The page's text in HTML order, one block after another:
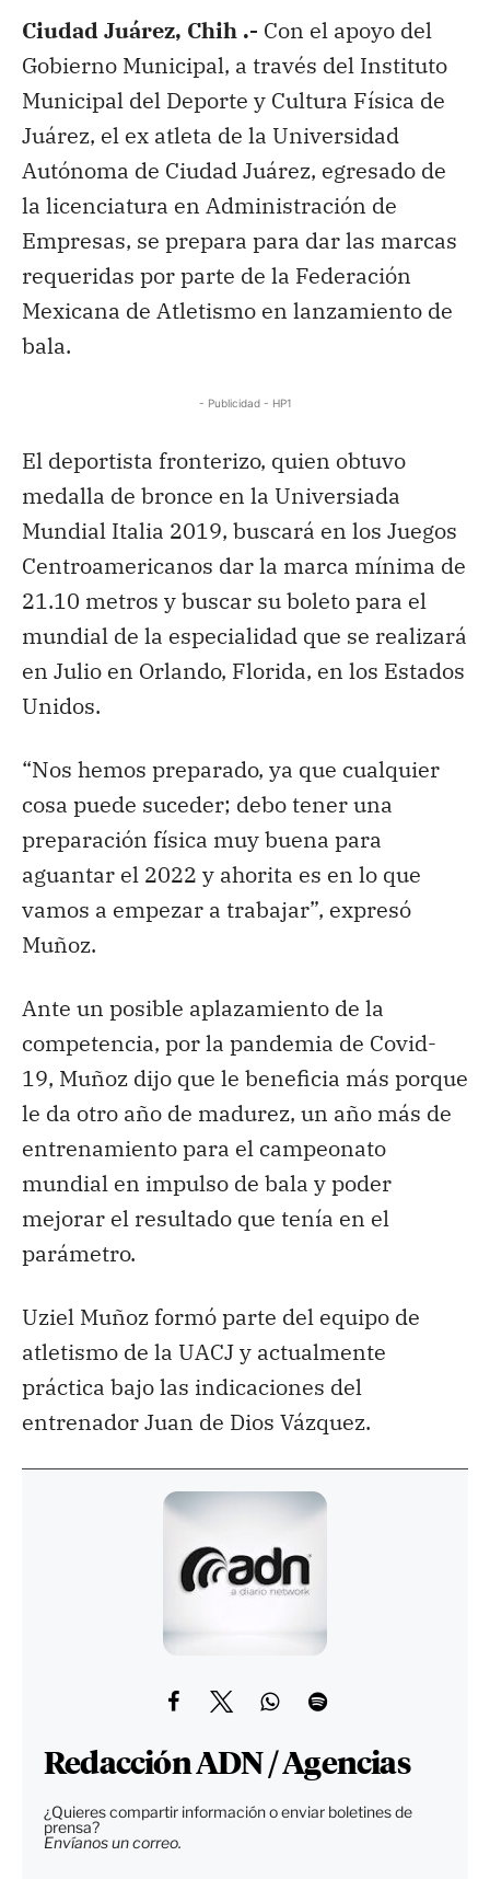
Ciudad Juárez, Chih .- Con el apoyo del
Gobierno Municipal, a través del Instituto
Municipal del Deporte y Cultura Física de
Juárez, el ex atleta de la Universidad
Autónoma de Ciudad Juárez, egresado de
la licenciatura en Administración de
Empresas, se prepara para dar las marcas
requeridas por parte de la Federación
Mexicana de Atletismo en lanzamiento de
bala.
- Publicidad - HP1
El deportista fronterizo, quien obtuvo
medalla de bronce en la Universiada
Mundial Italia 2019, buscará en los Juegos
Centroamericanos dar la marca mínima de
21.10 metros y buscar su boleto para el
mundial de la especialidad que se realizará
en Julio en Orlando, Florida, en los Estados
Unidos.
“Nos hemos preparado, ya que cualquier
cosa puede suceder; debo tener una
preparación física muy buena para
aguantar el 2022 y ahorita es en lo que
vamos a empezar a trabajar”, expresó
Muñoz.
Ante un posible aplazamiento de la
competencia, por la pandemia de Covid-
19, Muñoz dijo que le beneficia más porque
le da otro año de madurez, un año más de
entrenamiento para el campeonato
mundial en impulso de bala y poder
mejorar el resultado que tenía en el
parámetro.
Uziel Muñoz formó parte del equipo de
atletismo de la UACJ y actualmente
práctica bajo las indicaciones del
entrenador Juan de Dios Vázquez.
Redacción ADN / Agencias
¿Quieres compartir información o enviar boletines de
prensa?
Envíanos un correo.